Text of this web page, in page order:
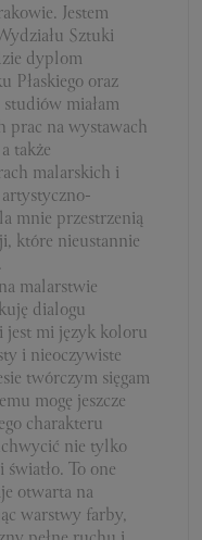
Jestem
Sztuki
dyplom
Płaskiego oraz
miałam
prac na wystawach
także
malarskich i
mnie przestrzenią
które nieustannie
malarstwie
dialogu
jest mi język koloru
i nieoczywiste
twórczym sięgam
mogę jeszcze
charakteru
nie tylko
To one
otwarta na
warstwy farby,